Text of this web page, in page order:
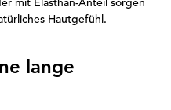
Hautgefühl.
lange